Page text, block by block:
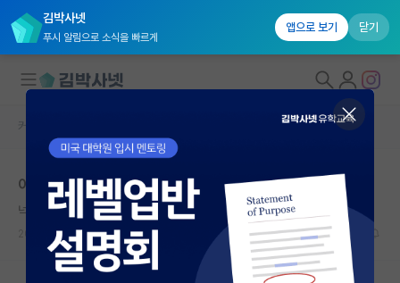
김박사넷
푸시 알림으로 소식을 빠르게
앱으로 보기 닫기
대학원생 모집
국내대학원 정보
연구실&오픈랩
커뮤니티
커뮤니티 홈
이중컨택
넉살좋은 버트런드 러셀
2024.07.17 8 2143